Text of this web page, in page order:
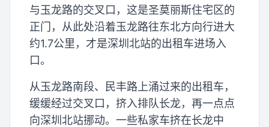
与玉龙路的交叉口，这是圣莫丽斯住宅区的
正门，从此处沿着玉龙路往东北方向行进大
约1.7公里，才是深圳北站的出租车进场入
口。
从玉龙路南段、民丰路上涌过来的出租车，
缓缓经过交叉口，挤入排队长龙，再一点点
向深圳北站挪动。一些私家车挤在长龙中